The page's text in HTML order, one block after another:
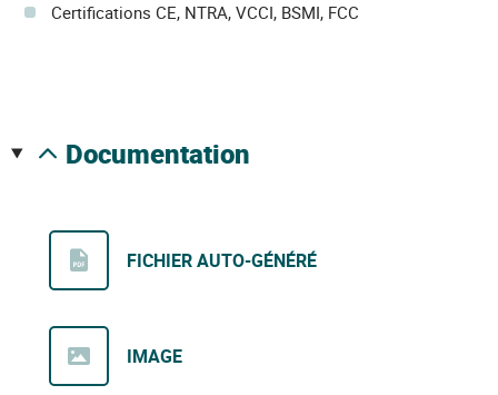
Certifications CE, NTRA, VCCI, BSMI, FCC
documentation
FICHIER AUTO-GÉNÉRÉ
IMAGE